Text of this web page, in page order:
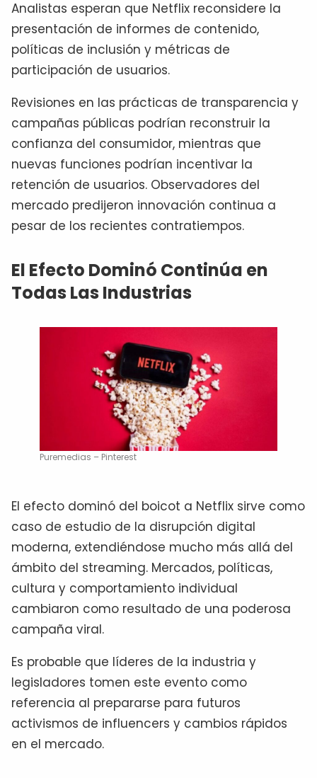
Analistas esperan que Netflix reconsidere la
presentación de informes de contenido,
políticas de inclusión y métricas de
participación de usuarios.
Revisiones en las prácticas de transparencia y
campañas públicas podrían reconstruir la
confianza del consumidor, mientras que
nuevas funciones podrían incentivar la
retención de usuarios. Observadores del
mercado predijeron innovación continua a
pesar de los recientes contratiempos.
El Efecto Dominó Continúa en
Todas Las Industrias
Puremedias – Pinterest
El efecto dominó del boicot a Netflix sirve como
caso de estudio de la disrupción digital
moderna, extendiéndose mucho más allá del
ámbito del streaming. Mercados, políticas,
cultura y comportamiento individual
cambiaron como resultado de una poderosa
campaña viral.
Es probable que líderes de la industria y
legisladores tomen este evento como
referencia al prepararse para futuros
activismos de influencers y cambios rápidos
en el mercado.